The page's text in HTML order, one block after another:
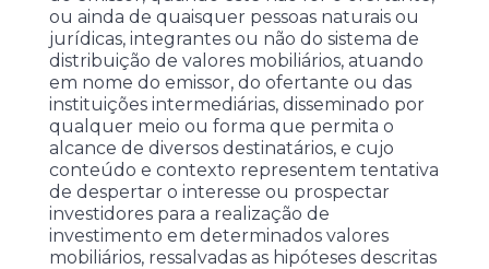
ou ainda de quaisquer pessoas naturais ou
jurídicas, integrantes ou não do sistema de
distribuição de valores mobiliários, atuando
em nome do emissor, do ofertante ou das
instituições intermediárias, disseminado por
qualquer meio ou forma que permita o
alcance de diversos destinatários, e cujo
conteúdo e contexto representem tentativa
de despertar o interesse ou prospectar
investidores para a realização de
investimento em determinados valores
mobiliários, ressalvadas as hipóteses descritas